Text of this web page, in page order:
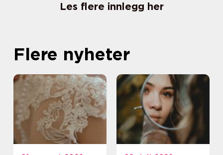
Les flere innlegg her
Flere nyheter